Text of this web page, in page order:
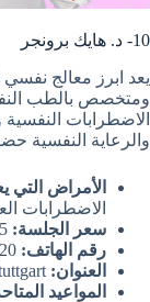
10- د. هايك برونجر
يعد ابرز معالج
الاضطرابات
والرعاية النفسية
الأمراض التي
الاضطرابات
سعر الجلسة:
رقم الهاتف:
العنوان:
المواعيد